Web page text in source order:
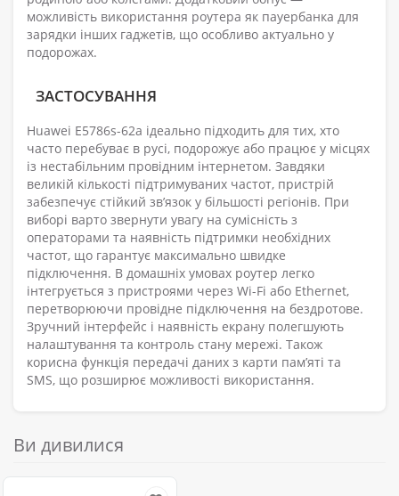
можливість використання роутера як пауербанка для
зарядки інших гаджетів, що особливо актуально у
подорожах.
ЗАСТОСУВАННЯ
Huawei E5786s-62a ідеально підходить для тих, хто
часто перебуває в русі, подорожує або працює у місцях
із нестабільним провідним інтернетом. Завдяки
великій кількості підтримуваних частот, пристрій
забезпечує стійкий зв’язок у більшості регіонів. При
виборі варто звернути увагу на сумісність з
операторами та наявність підтримки необхідних
частот, що гарантує максимально швидке
підключення. В домашніх умовах роутер легко
інтегрується з пристроями через Wi-Fi або Ethernet,
перетворюючи провідне підключення на бездротове.
Зручний інтерфейс і наявність екрану полегшують
налаштування та контроль стану мережі. Також
корисна функція передачі даних з карти пам’яті та
SMS, що розширює можливості використання.
Ви дивилися